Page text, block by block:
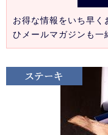
お得な情報をいち早
ひメールマガジンも一